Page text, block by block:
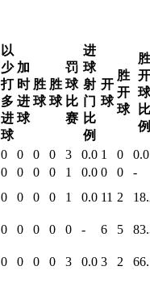
以
少
打
多
进
球
加
时
进
球
胜
球
胜
球
罚
球
比
赛
进
球
射
门
比
例
开
球
胜
开
球
胜
开
球
比
例
0 0 0 0 3 0.0 1 0
0.0
0 0 0 0 1 0.0 0 0
-
0 0 0 0 1 0.0 11 2
0 0 0 0 0 - 6 5
0 0 0 0 3 0.0 3 2